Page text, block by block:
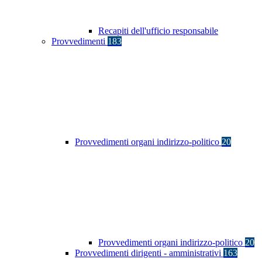
Recapiti dell'ufficio responsabile
Provvedimenti 183
Provvedimenti organi indirizzo-politico 20
Provvedimenti organi indirizzo-politico 20
Provvedimenti dirigenti - amministrativi 163